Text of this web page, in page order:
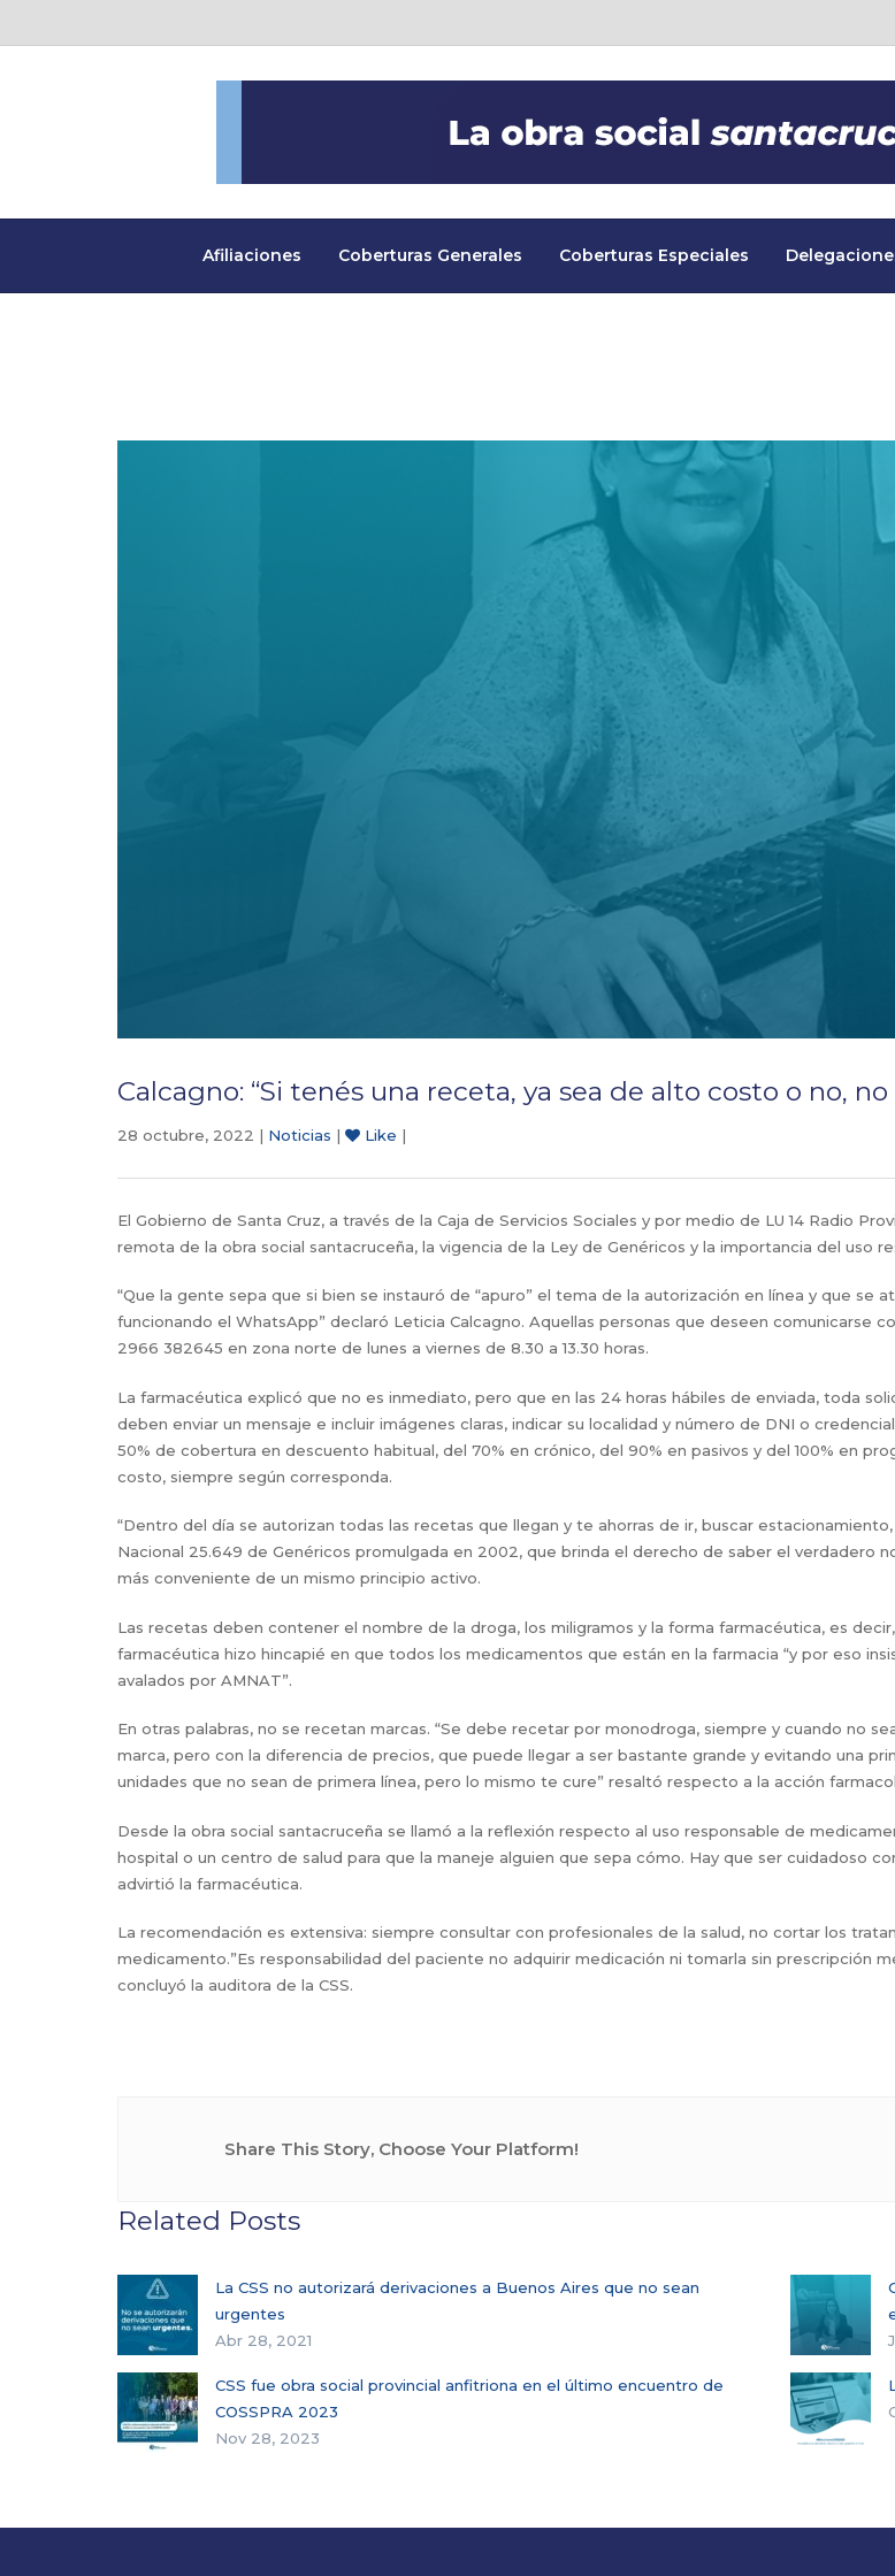
Afiliaciones Coberturas Generales Coberturas Especiales
Calcagno: “Si tenés una receta, ya sea de alto costo o no, no
28 octubre, 2022 | Noticias | Like |
El Gobierno de Santa Cruz, a través de la Caja de Servicios Sociales y por medio de LU 14 Radio
remota de la obra social santacruceña, la vigencia de la Ley de Genéricos y la importancia del uso
“Que la gente sepa que si bien se instauró de “apuro” el tema de la autorización en línea y que se
funcionando el WhatsApp” declaró Leticia Calcagno. Aquellas personas que deseen comunicarse
2966 382645 en zona norte de lunes a viernes de 8.30 a 13.30 horas.
La farmacéutica explicó que no es inmediato, pero que en las 24 horas hábiles de enviada, toda
deben enviar un mensaje e incluir imágenes claras, indicar su localidad y número de DNI o
50% de cobertura en descuento habitual, del 70% en crónico, del 90% en pasivos y del 100% en
costo, siempre según corresponda.
“Dentro del día se autorizan todas las recetas que llegan y te ahorras de ir, buscar
Nacional 25.649 de Genéricos promulgada en 2002, que brinda el derecho de saber el
más conveniente de un mismo principio activo.
Las recetas deben contener el nombre de la droga, los miligramos y la forma farmacéutica, es
farmacéutica hizo hincapié en que todos los medicamentos que están en la farmacia “y por eso
avalados por AMNAT”.
En otras palabras, no se recetan marcas. “Se debe recetar por monodroga, siempre y cuando no
marca, pero con la diferencia de precios, que puede llegar a ser bastante grande y evitando una
unidades que no sean de primera línea, pero lo mismo te cure” resaltó respecto a la acción
Desde la obra social santacruceña se llamó a la reflexión respecto al uso responsable de
hospital o un centro de salud para que la maneje alguien que sepa cómo. Hay que ser cuidadoso
advirtió la farmacéutica.
La recomendación es extensiva: siempre consultar con profesionales de la salud, no cortar los
medicamento.”Es responsabilidad del paciente no adquirir medicación ni tomarla sin prescripción
concluyó la auditora de la CSS.
Share This Story, Choose Your Platform!
Related Posts
La CSS no autorizará derivaciones a Buenos Aires que no sean
urgentes
Abr 28, 2021
CSS fue obra social provincial anfitriona en el último encuentro de
COSSPRA 2023
Nov 28, 2023